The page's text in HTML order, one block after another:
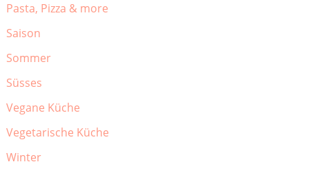
Pasta, Pizza & more
Saison
Sommer
Süsses
Vegane Küche
Vegetarische Küche
Winter